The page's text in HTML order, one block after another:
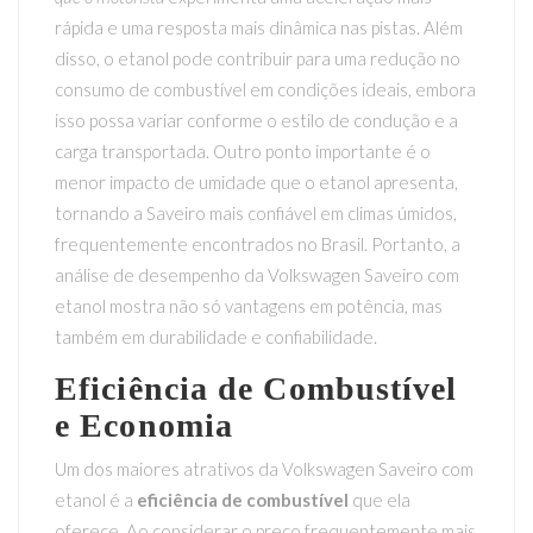
rápida e uma resposta mais dinâmica nas pistas. Além
disso, o etanol pode contribuir para uma redução no
consumo de combustível em condições ideais, embora
isso possa variar conforme o estilo de condução e a
carga transportada. Outro ponto importante é o
menor impacto de umidade que o etanol apresenta,
tornando a Saveiro mais confiável em climas úmidos,
frequentemente encontrados no Brasil. Portanto, a
análise de desempenho da Volkswagen Saveiro com
etanol mostra não só vantagens em potência, mas
também em durabilidade e confiabilidade.
Eficiência de Combustível
e Economia
Um dos maiores atrativos da Volkswagen Saveiro com
etanol é a eficiência de combustível que ela